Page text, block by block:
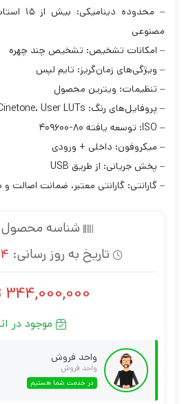
–
مصنوعی
– امکانات تشخیص: تشخیص چند چهره
– ویژگی‌های زمان‌گریز: تایم لپس
– تنظیمات: ویترین محصول
– پروفایل‌های رنگ: S-Log3، S-Gamut3، S-Cinetone، User LUTs
– ISO: توسعه یافته ۸۰-۴۰۹۶۰۰
– میکروفون: داخلی + ورودی
– پخش جریانی: از طریق USB
– گارانتی: گارانتی معتبر، ضمانت اصالت و
شناسه
تاریخ به روز رسانی: 14
344,000,000
موجود در
واحد فروش
واحد فروش
در خدمت شما هستیم